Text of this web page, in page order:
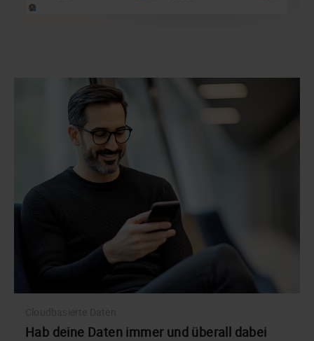
Hab deine Daten immer und überall dabei